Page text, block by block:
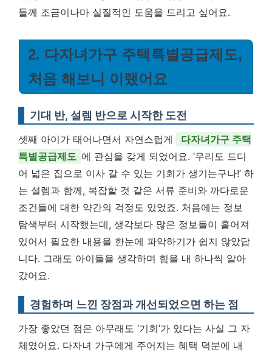
들께 조금이나마 실질적인 도움을 드리고 싶어요.
2. 다자녀가구 주택특별공급제도,
처음 해보니 이랬어요
기대 반, 설렘 반으로 시작한 도전
셋째 아이가 태어나면서 자연스럽게
다자녀가구 주택
특별공급제도 에 관심을 갖게 되었어요. ‘우리도 드디
어 넓은 집으로 이사 갈 수 있는 기회가 생기는구나!’ 하
는 설렘과 함께, 복잡할 것 같은 서류 준비와 까다로운
조건들에 대한 약간의 걱정도 있었죠. 처음에는 정보
탐색부터 시작했는데, 생각보다 많은 정보들이 흩어져
있어서 필요한 내용을 한눈에 파악하기가 쉽지 않았답
니다. 그래도 아이들을 생각하며 힘을 내 하나씩 알아
갔어요.
경험하며 느낀 장점과 개선되었으면 하는 점
가장 좋았던 점은 아무래도 ‘기회’가 있다는 사실 그 자
체였어요. 다자녀 가구에게 주어지는 혜택 덕분에 내